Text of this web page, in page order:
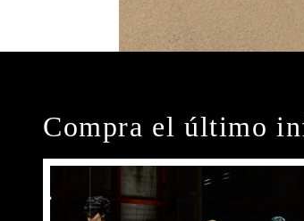
Compra el último